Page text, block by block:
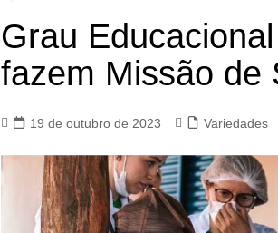
Grau
fazem Missão de
19 de outubro de 2023 Variedades